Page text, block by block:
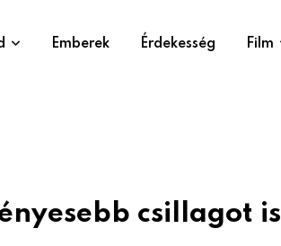
Emberek Érdekesség Film
csillagot is